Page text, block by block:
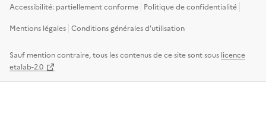
Accessibilité: partiellement conforme Politique de confidentialité
Mentions légales Conditions générales d'utilisation
Sauf mention contraire, tous les contenus de ce site sont sous licence
etalab-2.0